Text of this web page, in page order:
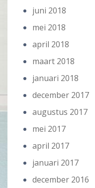
juni 2018
mei 2018
april 2018
maart 2018
januari 2018
december 2017
augustus 2017
mei 2017
april 2017
januari 2017
december 2016